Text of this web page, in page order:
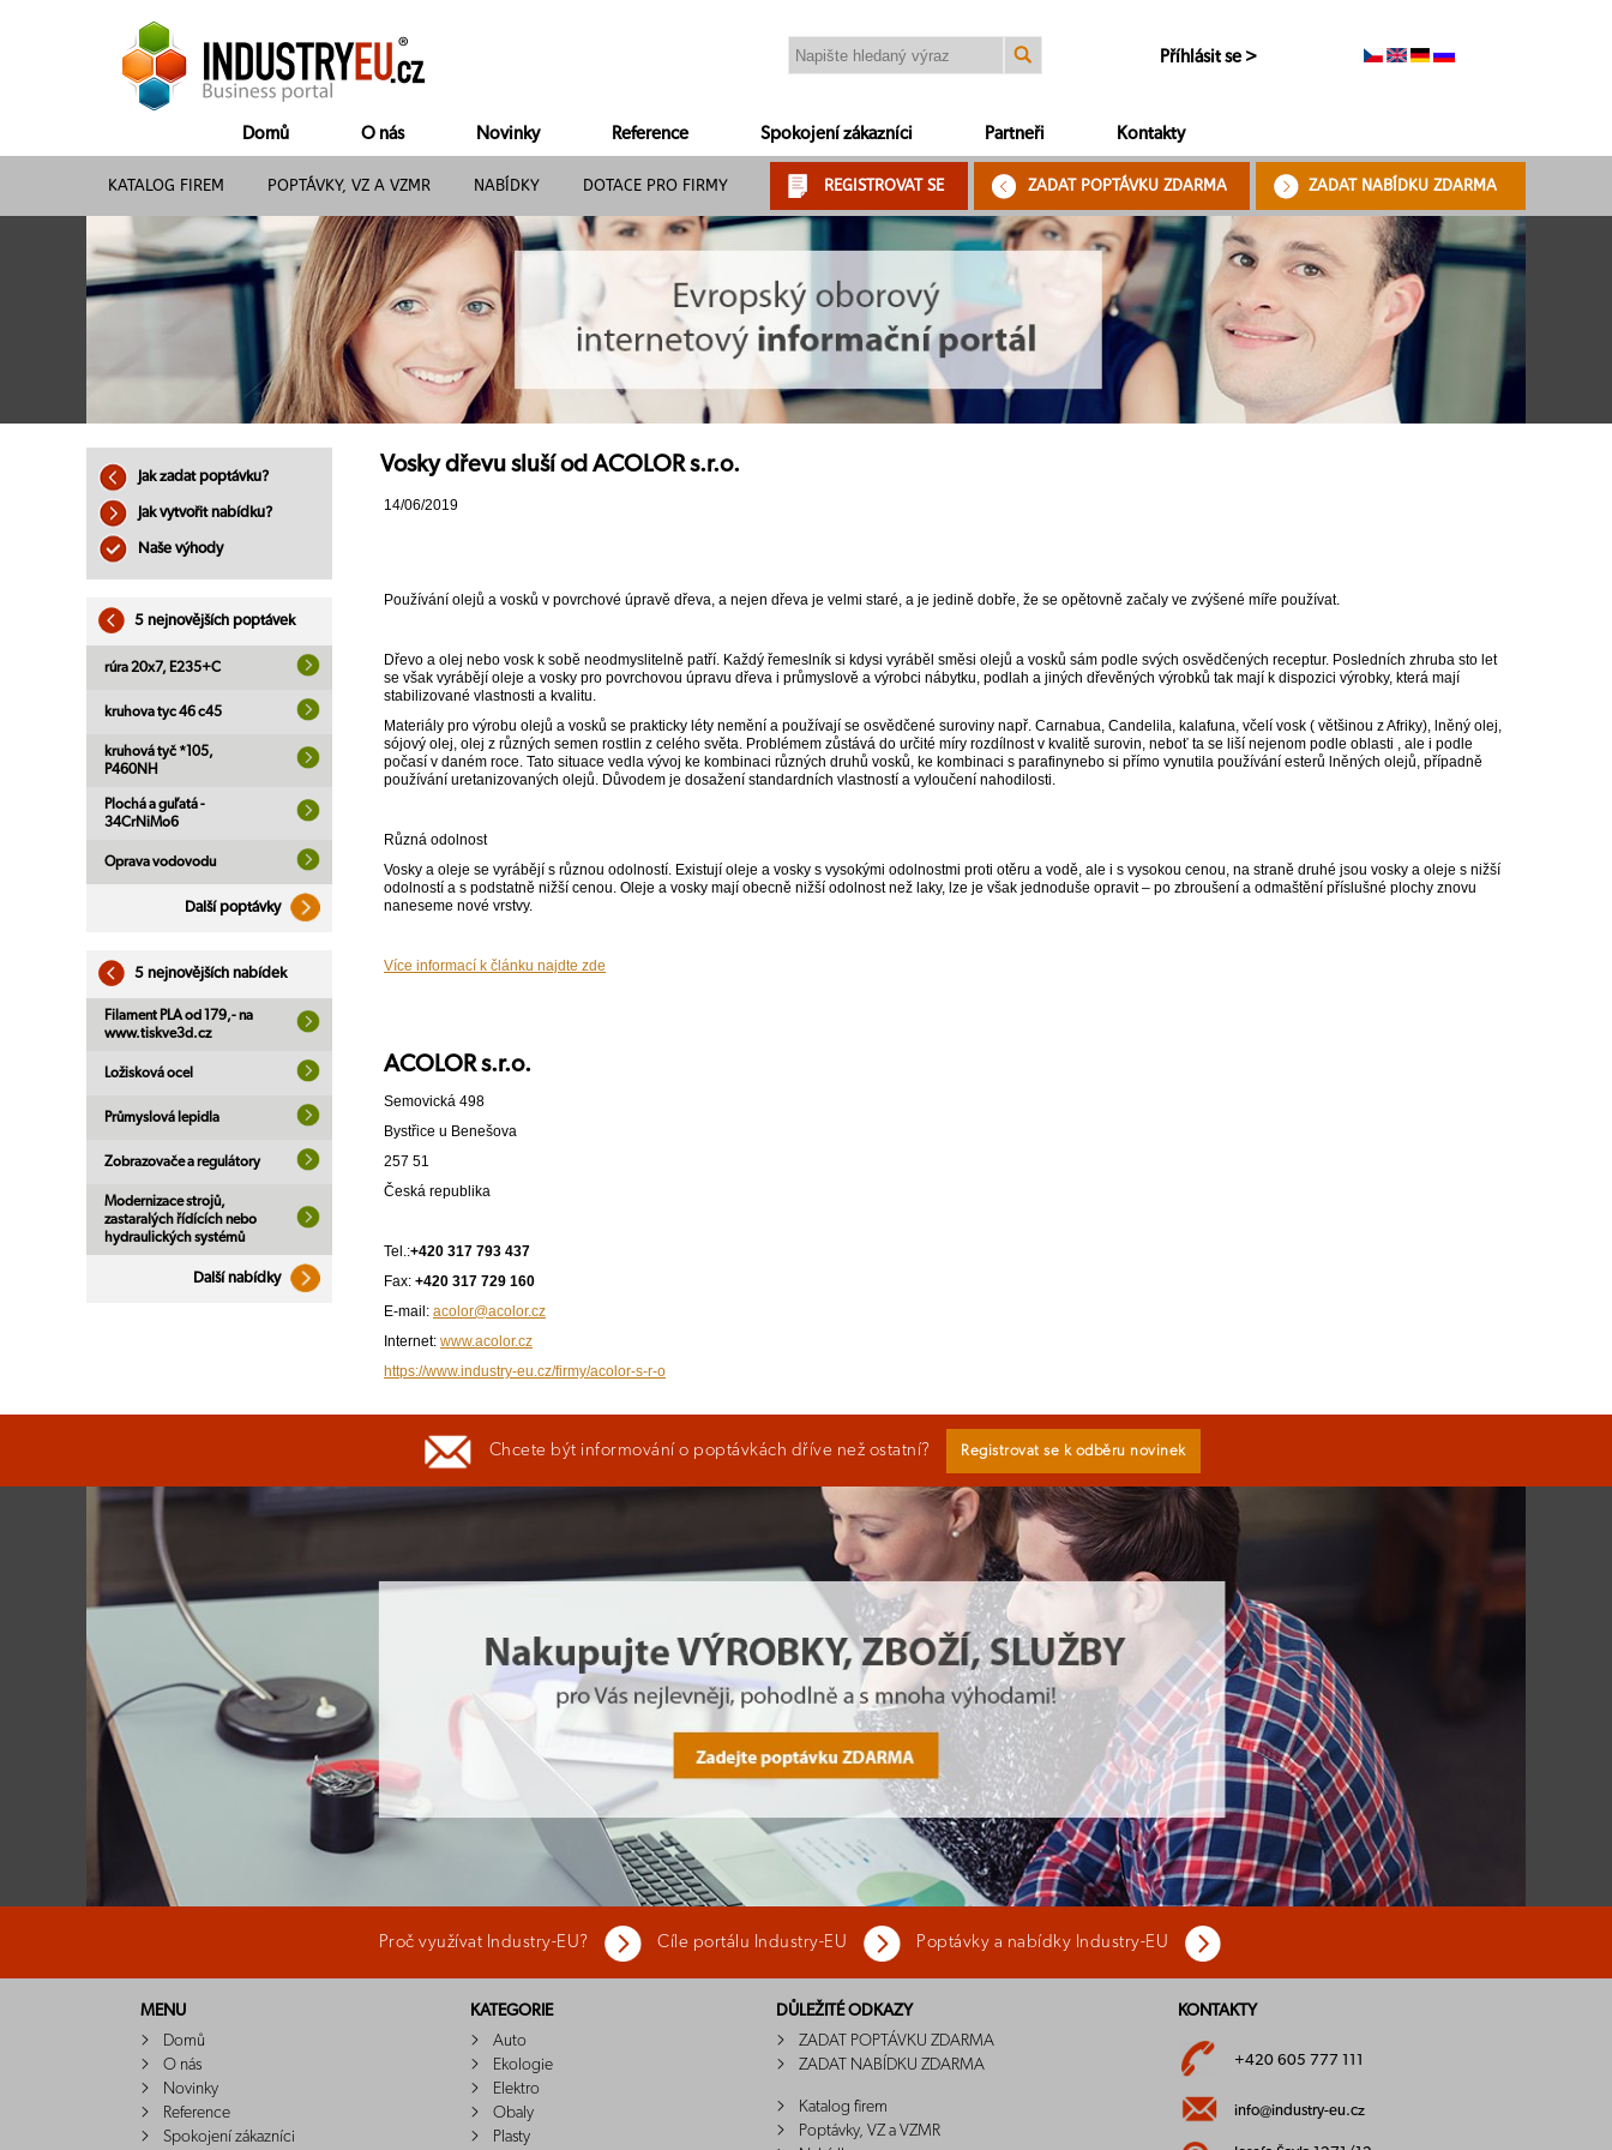
Příhlásit se >
Domů O nás Novinky Reference Spokojení zákazníci Partneři Kontakty
KATALOG FIREM POPTÁVKY, VZ A VZMR NABÍDKY DOTACE PRO FIRMY REGISTROVAT SE ZADAT POPTÁVKU ZDARMA ZADAT NABÍDKU ZDARMA
Jak zadat poptávku?
Jak vytvořit nabídku?
Naše výhody
5 nejnovějších poptávek
rúra 20x7, E235+C
kruhova tyc 46 c45
kruhová tyč *105,
P460NH
Plochá a guľatá -
34CrNiMo6
Oprava vodovodu
Další poptávky
5 nejnovějších nabídek
Filament PLA od 179,- na
www.tiskve3d.cz
Ložisková ocel
Průmyslová lepidla
Zobrazovače a regulátory
Modernizace strojů,
zastaralých řídících nebo
hydraulických systémů
Další nabídky
Vosky dřevu sluší od ACOLOR s.r.o.
14/06/2019
Používání olejů a vosků v povrchové úpravě dřeva, a nejen dřeva je velmi staré, a je jedině dobře, že se opětovně začaly ve zvýšené míře používat.
Dřevo a olej nebo vosk k sobě neodmyslitelně patří. Každý řemeslník si kdysi vyráběl směsi olejů a vosků sám podle svých osvědčených receptur. Posledních zhruba sto let
se však vyrábějí oleje a vosky pro povrchovou úpravu dřeva i průmyslově a výrobci nábytku, podlah a jiných dřevěných výrobků tak mají k dispozici výrobky, která mají
stabilizované vlastnosti a kvalitu.
Materiály pro výrobu olejů a vosků se prakticky léty nemění a používají se osvědčené suroviny např. Carnabua, Candelila, kalafuna, včelí vosk ( většinou z Afriky), lněný olej,
sójový olej, olej z různých semen rostlin z celého světa. Problémem zůstává do určité míry rozdílnost v kvalitě surovin, neboť ta se liší nejenom podle oblasti , ale i podle
počasí v daném roce. Tato situace vedla vývoj ke kombinaci různých druhů vosků, ke kombinaci s parafinynebo si přímo vynutila používání esterů lněných olejů, případně
používání uretanizovaných olejů. Důvodem je dosažení standardních vlastností a vyloučení nahodilosti.
Různá odolnost
Vosky a oleje se vyrábějí s různou odolností. Existují oleje a vosky s vysokými odolnostmi proti otěru a vodě, ale i s vysokou cenou, na straně druhé jsou vosky a oleje s nižší
odolností a s podstatně nižší cenou. Oleje a vosky mají obecně nižší odolnost než laky, lze je však jednoduše opravit – po zbroušení a odmaštění příslušné plochy znovu
naneseme nové vrstvy.
Více informací k článku najdte zde
ACOLOR s.r.o.
Semovická 498
Bystřice u Benešova
257 51
Česká republika
Tel.:+420 317 793 437
Fax: +420 317 729 160
E-mail: acolor@acolor.cz
Internet: www.acolor.cz
https://www.industry-eu.cz/firmy/acolor-s-r-o
Chcete být informování o poptávkách dříve než ostatní? Registrovat se k odběru novinek
Proč využívat Industry-EU? Cíle portálu Industry-EU Poptávky a nabídky Industry-EU
MENU
Domů
O nás
Novinky
Reference
Spokojení zákazníci
KATEGORIE
Auto
Ekologie
Elektro
Obaly
Plasty
DŮLEŽITÉ ODKAZY
ZADAT POPTÁVKU ZDARMA
ZADAT NABÍDKU ZDARMA
Katalog firem
Poptávky, VZ a VZMR
KONTAKTY
+420 605 777 111
info@industry-eu.cz